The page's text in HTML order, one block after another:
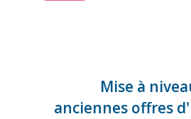
Mise à
anciennes offres